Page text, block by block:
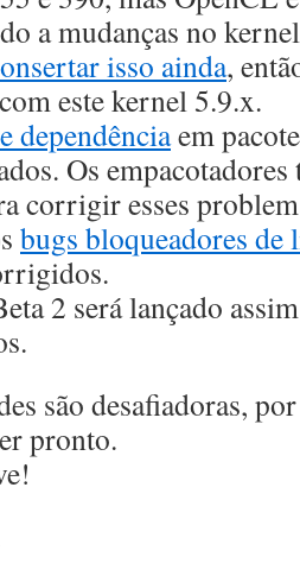
a mudanças no
isso ainda,
este kernel 5.9.x.
dependênciaem
Os empacotadores
corrigir esses
bugs bloqueadores de
2 será lançado
são desafiadoras,
pronto.